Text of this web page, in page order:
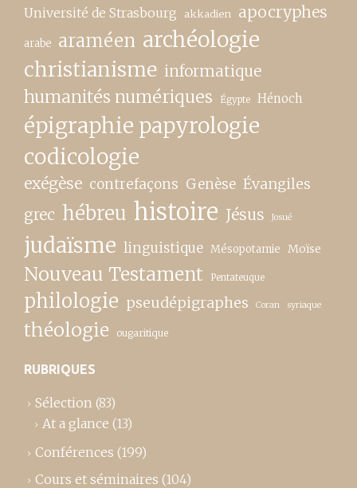
Université de Strasbourg akkadien apocryphes
arabe araméen archéologie
christianisme informatique
humanités numériques Égypte Hénoch
épigraphie papyrologie
codicologie
exégèse contrefaçons Genèse Évangiles
grec hébreu histoire Jésus Josué
judaïsme linguistique Mésopotamie Moïse
Nouveau Testament Pentateuque
philologie pseudépigraphes Coran syriaque
théologie ougaritique
RUBRIQUES
Sélection (83)
At a glance (13)
Conférences (199)
Cours et séminaires (104)